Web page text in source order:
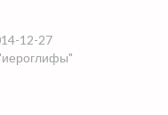
12-27